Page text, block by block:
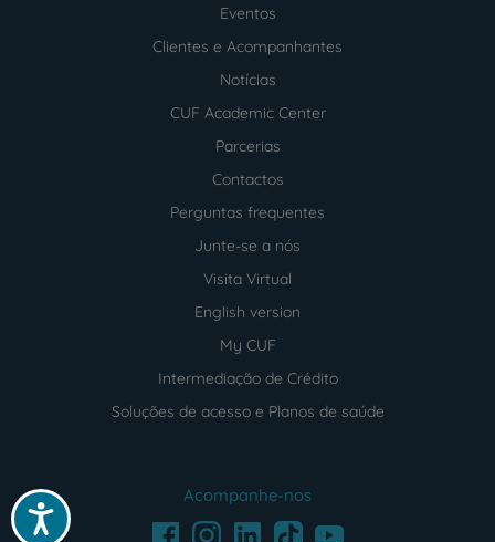
Acessibilidade
Eventos
Clientes e Acompanhantes
Notícias
CUF Academic Center
Parcerias
Contactos
Perguntas frequentes
Junte-se a nós
Visita Virtual
English version
My CUF
Intermediação de Crédito
Soluções de acesso e Planos de saúde
Acompanhe-nos
FacebookInstagramLinkedInTikTokYoutube